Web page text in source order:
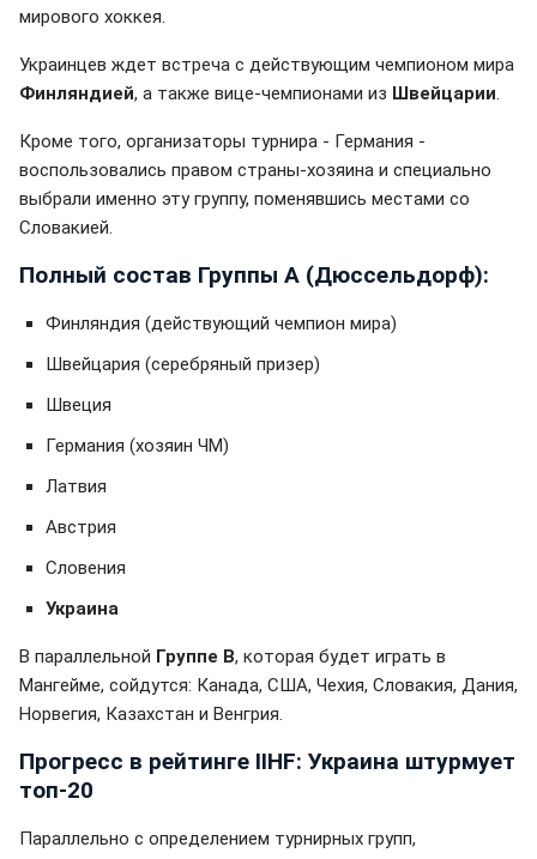
мирового хоккея.
Украинцев ждет встреча с действующим чемпионом мира
Финляндией, а также вице-чемпионами из Швейцарии
Кроме того, организаторы турнира - Германия -
воспользовались правом страны-хозяина и специально
выбрали именно эту группу, поменявшись местами со
Словакией.
Полный состав Группы А (Дюссельдорф):
Финляндия (действующий чемпион мира)
Швейцария (серебряный призер)
Швеция
Германия (хозяин ЧМ)
Латвия
Австрия
Словения
Украина
В параллельной Группе B, которая будет играть в
Мангейме, сойдутся: Канада, США, Чехия, Словакия, Дания,
Норвегия, Казахстан и Венгрия.
Прогресс в рейтинге IIHF: Украина штурмует
топ-20
Параллельно с определением турнирных групп,